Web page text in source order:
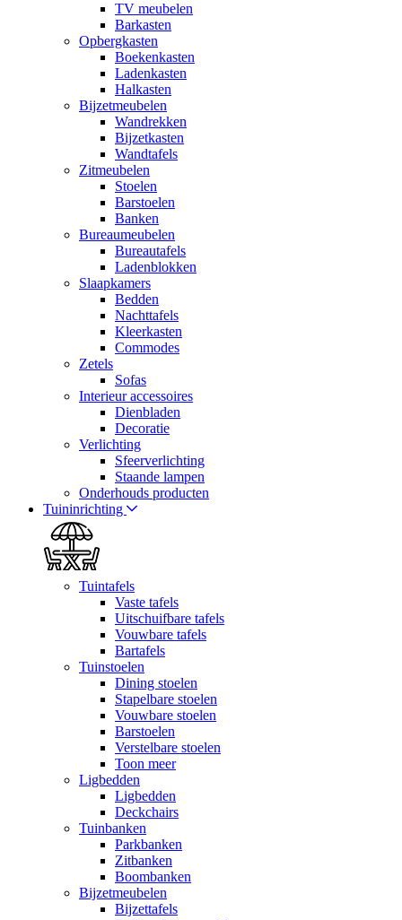
TV meubelen
Barkasten
Opbergkasten
Boekenkasten
Ladenkasten
Halkasten
Bijzetmeubelen
Wandrekken
Bijzetkasten
Wandtafels
Zitmeubelen
Stoelen
Barstoelen
Banken
Bureaumeubelen
Bureautafels
Ladenblokken
Slaapkamers
Bedden
Nachttafels
Kleerkasten
Commodes
Zetels
Sofas
Interieur accessoires
Dienbladen
Decoratie
Verlichting
Sfeerverlichting
Staande lampen
Onderhouds producten
Tuininrichting
Tuintafels
Vaste tafels
Uitschuifbare tafels
Vouwbare tafels
Bartafels
Tuinstoelen
Dining stoelen
Stapelbare stoelen
Vouwbare stoelen
Barstoelen
Verstelbare stoelen
Toon meer
Ligbedden
Ligbedden
Deckchairs
Tuinbanken
Parkbanken
Zitbanken
Boombanken
Bijzetmeubelen
Bijzettafels